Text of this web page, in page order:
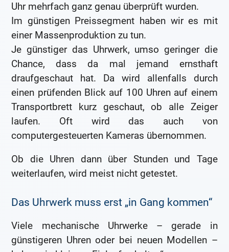
Uhr mehrfach ganz genau überprüft wurden.
Im günstigen Preissegment haben wir es mit
einer Massenproduktion zu tun.
Je günstiger das Uhrwerk, umso geringer die
Chance, dass da mal jemand ernsthaft
draufgeschaut hat. Da wird allenfalls durch
einen prüfenden Blick auf 100 Uhren auf einem
Transportbrett kurz geschaut, ob alle Zeiger
laufen. Oft wird das auch von
computergesteuerten Kameras übernommen.
Ob die Uhren dann über Stunden und Tage
weiterlaufen, wird meist nicht getestet.
Das Uhrwerk muss erst „in Gang kommen“
Viele mechanische Uhrwerke – gerade in
günstigeren Uhren oder bei neuen Modellen –